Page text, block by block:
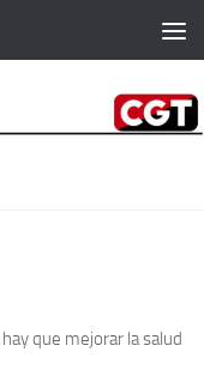
que mejorar la salud